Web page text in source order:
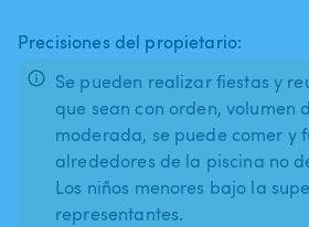
Precisiones del propietario:
Se pueden realizar fiestas y
que sean con orden, volumen
moderada, se puede comer y
alrededores de la piscina no
Los niños menores bajo la
representantes.